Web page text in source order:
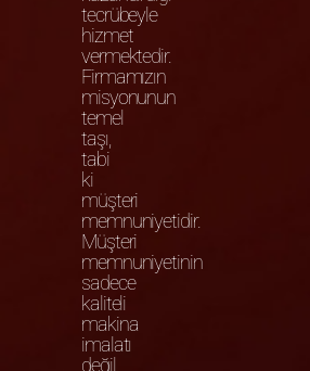
tecrübeyle
hizmet
vermektedir.
Firmamızın
misyonunun
temel
taşı,
tabi
ki
müşteri
memnuniyetidir.
Müşteri
memnuniyetinin
sadece
kaliteli
makina
imalatı
değil,